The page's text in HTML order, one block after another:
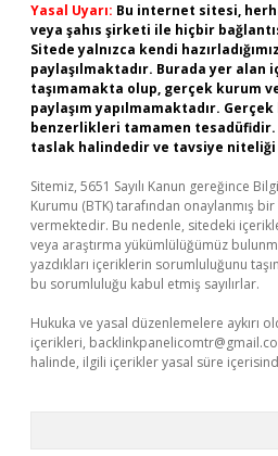
Yasal Uyarı: Bu internet sitesi,
veya şahıs şirketi ile hiçbir
Sitede yalnızca kendi
paylaşılmaktadır. Burada yer
taşımamakta olup, gerçek kurum
paylaşım yapılmamaktadır.
benzerlikleri tamamen
taslak halindedir ve tavsiye niteliği
Sitemiz, 5651 Sayılı Kanun gereğince
Kurumu (BTK) tarafından onaylanmış
vermektedir. Bu nedenle, sitedeki
veya araştırma yükümlülüğümüz
yazdıkları içeriklerin sorumluluğunu
bu sorumluluğu kabul etmiş sayılırlar.
Hukuka ve yasal düzenlemelere aykırı
içerikleri,
halinde, ilgili içerikler yasal süre